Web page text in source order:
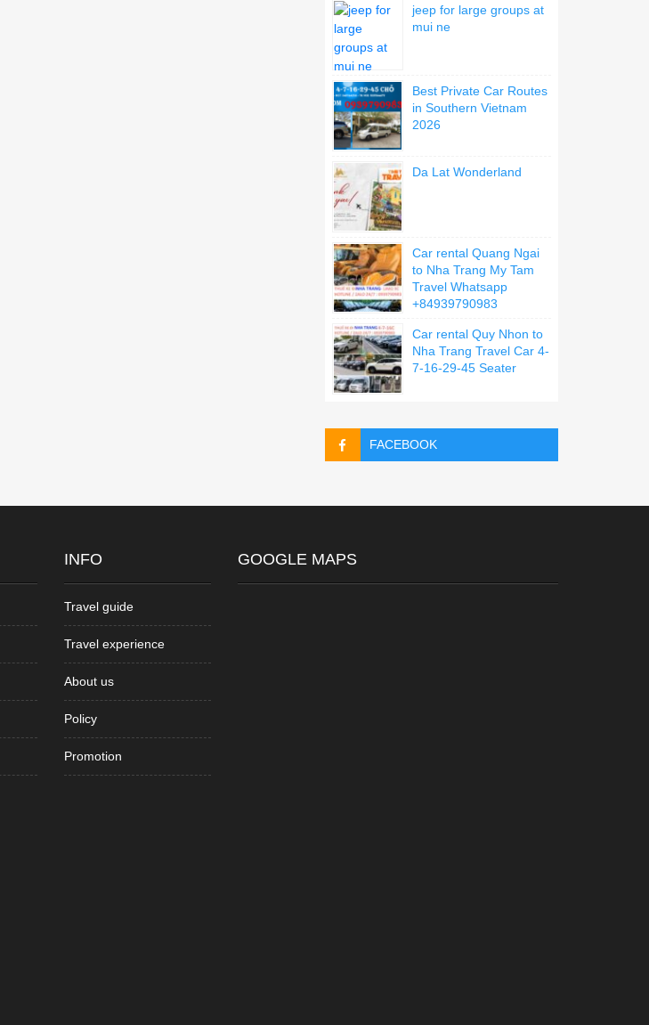
jeep for large groups at
mui ne
Best Private Car Routes
in Southern Vietnam
2026
Da Lat Wonderland
Car rental Quang Ngai
to Nha Trang My Tam
Travel Whatsapp
+84939790983
Car rental Quy Nhon to
Nha Trang Travel Car 4-
7-16-29-45 Seater
FACEBOOK
INFO
Travel guide
Travel experience
About us
Policy
Promotion
GOOGLE MAPS